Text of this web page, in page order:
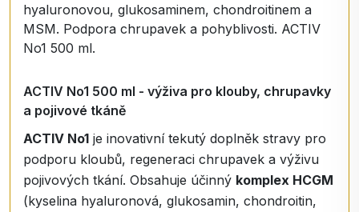
hyaluronovou, glukosaminem, chondroitinem a
MSM. Podpora chrupavek a pohyblivosti. ACTIV
No1 500 ml.
ACTIV No1 500 ml - výživa pro klouby, chrupavky
a pojivové tkáně
ACTIV No1 je inovativní tekutý doplněk stravy pro
podporu kloubů, regeneraci chrupavek a výživu
pojivových tkání. Obsahuje účinný komplex HCGM
(kyselina hyaluronová, glukosamin, chondroitin,